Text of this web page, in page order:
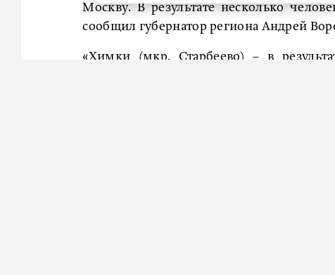
Москву. В результате несколько
сообщил губернатор региона Андрей
«Химки (мкр. Старбеево) – в